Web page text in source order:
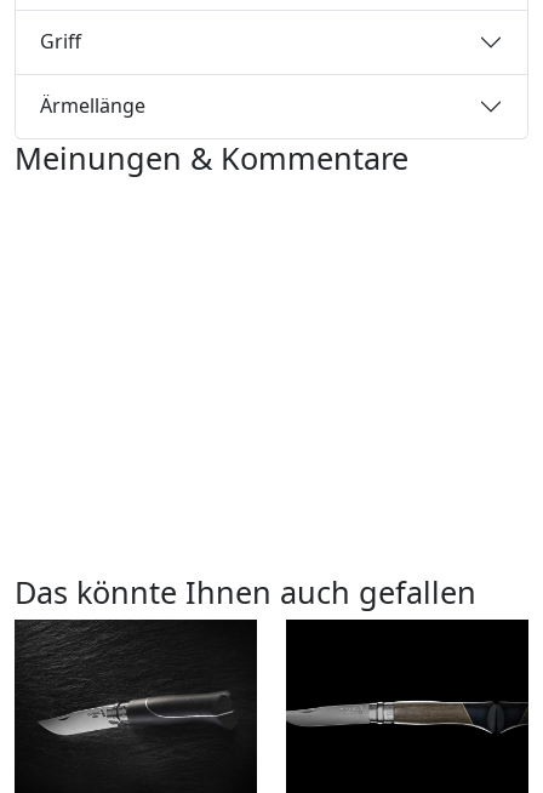
Griff
Ärmellänge
Meinungen & Kommentare
Das könnte Ihnen auch gefallen